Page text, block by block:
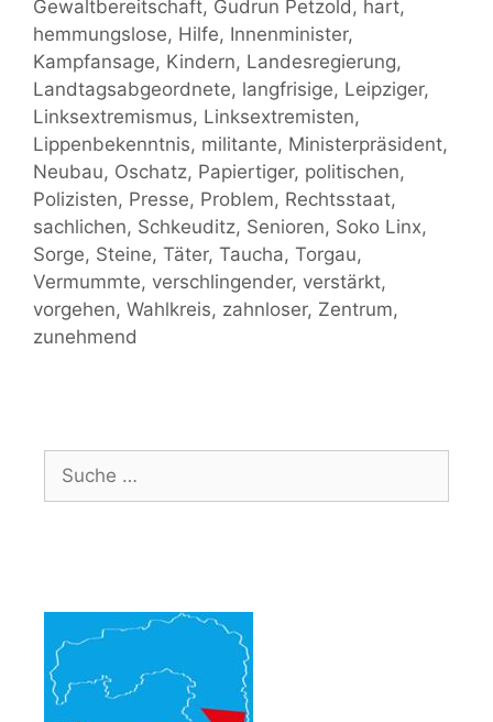
Gewaltbereitschaft, Gudrun Petzold , hart,
hemmungslose, Hilfe, Innenminister,
Kampfansage, Kindern, Landesregierung,
Landtagsabgeordnete, langfrisige, Leipziger,
Linksextremismus, Linksextremisten,
Lippenbekenntnis, militante, Ministerpräsident,
Neubau, Oschatz, Papiertiger, politischen,
Polizisten, Presse, Problem, Rechtsstaat,
sachlichen, Schkeuditz, Senioren, Soko Linx,
Sorge, Steine, Täter, Taucha, Torgau,
Vermummte, verschlingender, verstärkt,
vorgehen, Wahlkreis, zahnloser, Zentrum,
zunehmend
nach: